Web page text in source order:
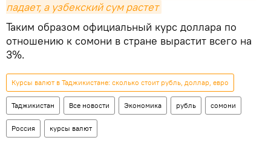
падает, а узбекский сум растет
Таким образом официальный курс доллара по
отношению к сомони в стране вырастит всего на
3%.
Курсы валют в Таджикистане: сколько стоит рубль, доллар, евро
Таджикистан Все новости Экономика рубль сомони
Россия курсы валют